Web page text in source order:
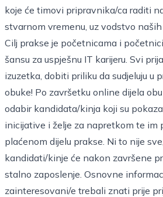
koje će timovi pripravnika/ca raditi
stvarnom vremenu, uz vodstvo
Cilj prakse je početnicama i
šansu za uspješnu IT karijeru. Svi
izuzetka, dobiti priliku da sudjeluju u
obuke! Po završetku online dijela
odabir kandidata/kinja koji su
inicijative i želje za napretkom te im
plaćenom dijelu prakse. Ni to nije
kandidati/kinje će nakon završene
stalno zaposlenje. Osnovne
zainteresovani/e trebali znati prije